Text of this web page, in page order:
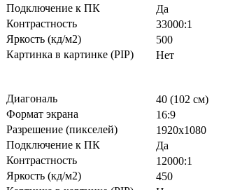
Подключение к ПК
Да
Контрастность
33000:1
Яркость (кд/м2)
500
Картинка в картинке (PIP)
Нет
Диагональ
40 (102 см)
Формат экрана
16:9
Разрешение (пикселей)
1920х1080
Подключение к ПК
Да
Контрастность
12000:1
Яркость (кд/м2)
450